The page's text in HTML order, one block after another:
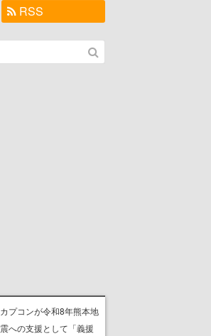
RSS
カプコンが令和8年熊本地
震への支援として「義援